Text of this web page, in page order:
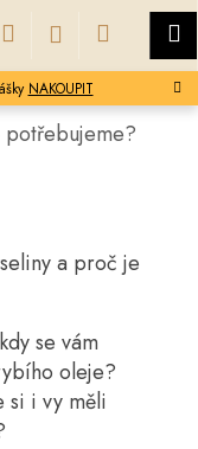
Hledat PřihlášeníNákupní
košík
NAKOUPIT
a proč je
se vám
oleje?
si i vy měli